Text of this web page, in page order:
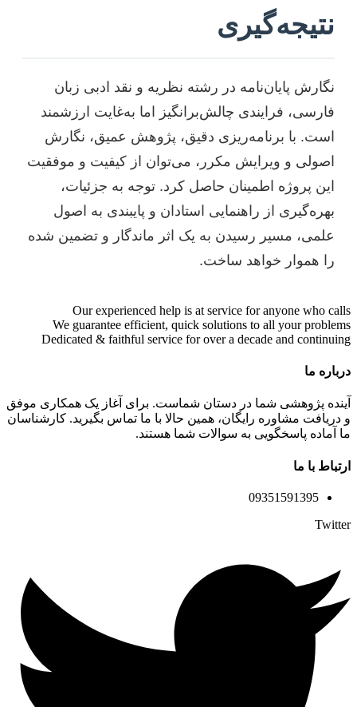
نتیجه‌گیری
نگارش پایان‌نامه در رشته نظریه و نقد ادبی زبان
فارسی، فرایندی چالش‌برانگیز اما به‌غایت ارزشمند
است. با برنامه‌ریزی دقیق، پژوهش عمیق، نگارش
اصولی و ویرایش مکرر، می‌توان از کیفیت و موفقیت
این پروژه اطمینان حاصل کرد. توجه به جزئیات،
بهره‌گیری از راهنمایی استادان و پایبندی به اصول
علمی، مسیر رسیدن به یک اثر ماندگار و تضمین شده
را هموار خواهد ساخت.
Our experienced help is at service for anyone who calls
We guarantee efficient, quick solutions to all your problems
Dedicated & faithful service for over a decade and continuing
درباره ما
آینده پژوهشی شما در دستان شماست. برای آغاز یک همکاری موفق
و دریافت مشاوره رایگان، همین حالا با ما تماس بگیرید. کارشناسان
ما آماده پاسخگویی به سوالات شما هستند.
ارتباط با ما
09351591395
Twitter